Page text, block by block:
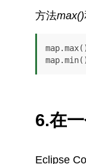
方法max()
6.在
Eclipse